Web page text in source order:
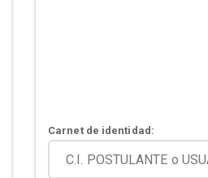
Carnet de identidad: